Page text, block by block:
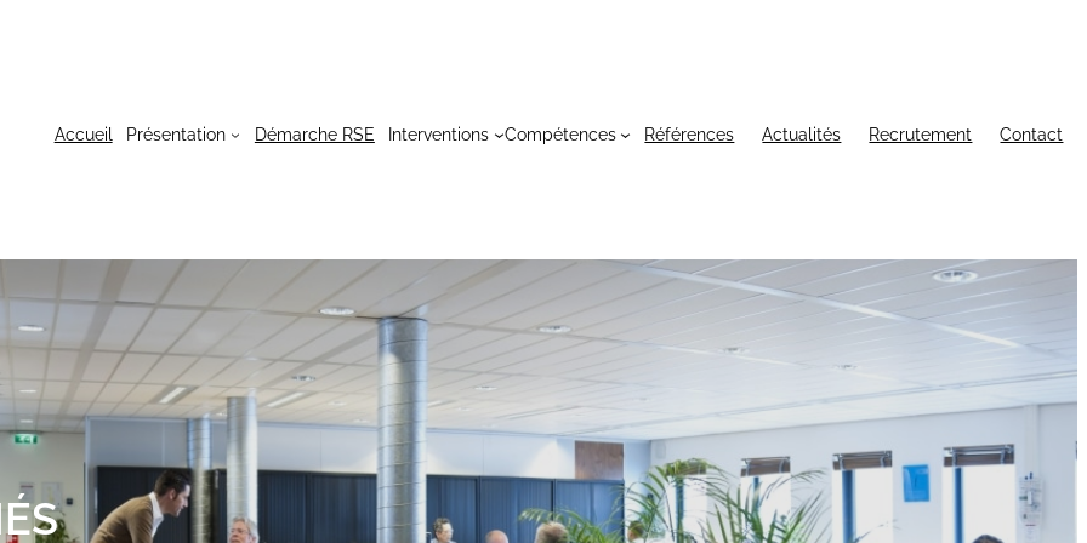
Accueil Présentation Démarche RSE Interventions Compétences Références Actualités Recrutement Contact